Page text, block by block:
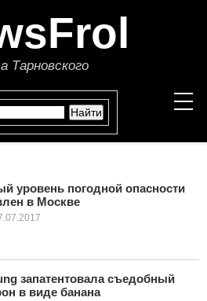
СТАТЬИ
уровень погодной опасности
в Москве
запатентовала съедобный
в виде банана